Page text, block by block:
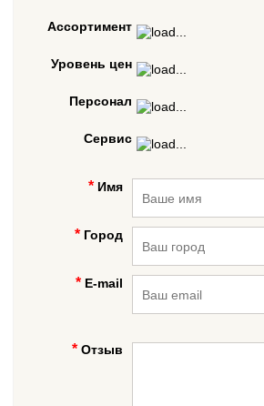
Ассортимент
Уровень цен
Персонал
Сервис
Имя
Город
E-mail
Отзыв